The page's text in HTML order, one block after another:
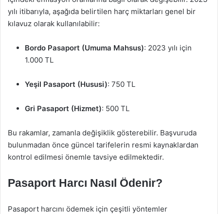
yılı itibarıyla, aşağıda belirtilen harç miktarları genel bir
kılavuz olarak kullanılabilir:
Bordo Pasaport (Umuma Mahsus): 2023 yılı için
1.000 TL
Yeşil Pasaport (Hususi): 750 TL
Gri Pasaport (Hizmet): 500 TL
Bu rakamlar, zamanla değişiklik gösterebilir. Başvuruda
bulunmadan önce güncel tarifelerin resmi kaynaklardan
kontrol edilmesi önemle tavsiye edilmektedir.
Pasaport Harcı Nasıl Ödenir?
Pasaport harcını ödemek için çeşitli yöntemler